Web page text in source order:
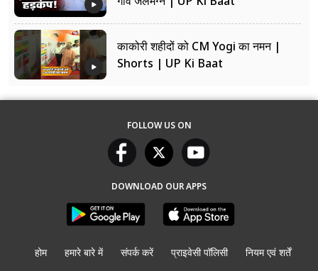
काकोरी शहीदों को CM Yogi का नमन |
Shorts | UP Ki Baat
FOLLOW US ON
DOWNLOAD OUR APPS
होम हमारे बारे में संपर्क करें प्राइवेसी पॉलिसी नियम एवं शर्तें